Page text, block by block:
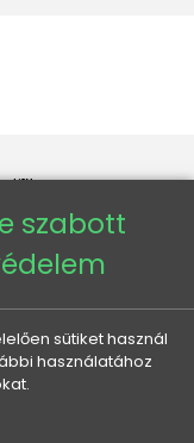
szabott
sütiket használ
használatához